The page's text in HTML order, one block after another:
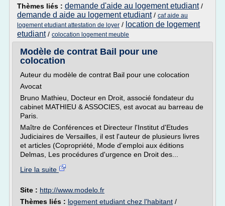
Thèmes liés : demande d'aide au logement etudiant/
demande d aide au logement etudiant/ caf aide au
logement etudiant attestation de loyer / location de logement
etudiant/ colocation logement meuble
Modèle de contrat Bail pour une
colocation
Auteur du modèle de contrat Bail pour une colocation
Avocat
Bruno Mathieu, Docteur en Droit, associé fondateur du
cabinet MATHIEU & ASSOCIES, est avocat au barreau de
Paris.
Maître de Conférences et Directeur l'Institut d'Etudes
Judiciaires de Versailles, il est l'auteur de plusieurs livres
et articles (Copropriété, Mode d'emploi aux éditions
Delmas, Les procédures d'urgence en Droit des...
Lire la suite
Site : http://www.modelo.fr
Thèmes liés : logement etudiant chez l'habitant /